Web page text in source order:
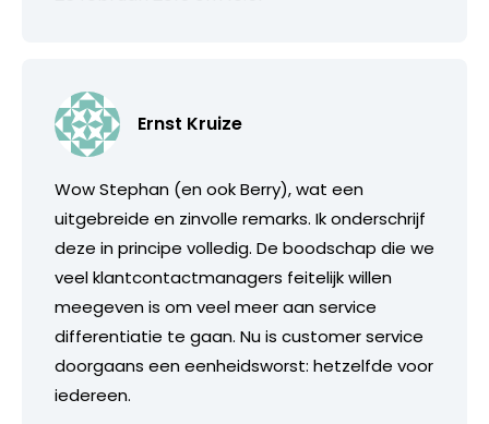
Ernst Kruize
Wow Stephan (en ook Berry), wat een
uitgebreide en zinvolle remarks. Ik onderschrijf
deze in principe volledig. De boodschap die we
veel klantcontactmanagers feitelijk willen
meegeven is om veel meer aan service
differentiatie te gaan. Nu is customer service
doorgaans een eenheidsworst: hetzelfde voor
iedereen.